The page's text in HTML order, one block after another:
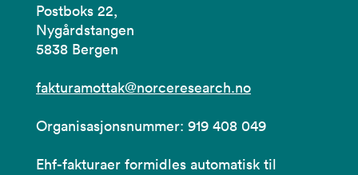
Postboks 22,
Nygårdstangen
5838 Bergen
fakturamottak@norceresearch.no
Organisasjonsnummer: 919 408 049
Ehf-fakturaer formidles automatisk til